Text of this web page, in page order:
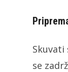
se